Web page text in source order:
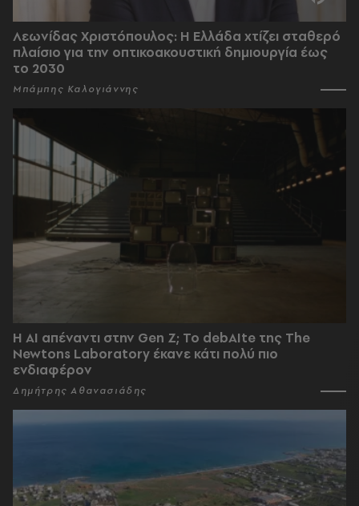
Λεωνίδας Χριστόπουλος: Η Ελλάδα χτίζει σταθερό
πλαίσιο για την οπτικοακουστική δημιουργία έως
το 2030
Μπάμπης Καλογιάννης
Η AI απέναντι στην Gen Z; Το debAIte της The
Newtons Laboratory έκανε κάτι πολύ πιο
ενδιαφέρον
Δημήτρης Αθανασιάδης